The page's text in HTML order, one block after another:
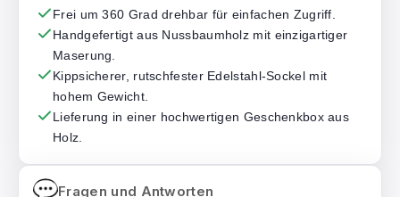
Frei um 360 Grad drehbar für einfachen Zugriff.
Handgefertigt aus Nussbaumholz mit einzigartiger
Maserung.
Kippsicherer, rutschfester Edelstahl-Sockel mit
hohem Gewicht.
Lieferung in einer hochwertigen Geschenkbox aus
Holz.
Fragen und Antworten